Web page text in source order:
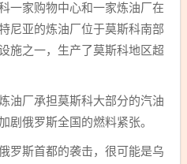
一家购物中心和一家炼油厂在
尼亚的炼油厂位于莫斯科南部
施之一，生产了莫斯科地区超
油厂承担莫斯科大部分的汽油
剧俄罗斯全国的燃料紧张。
罗斯首都的袭击，很可能是乌